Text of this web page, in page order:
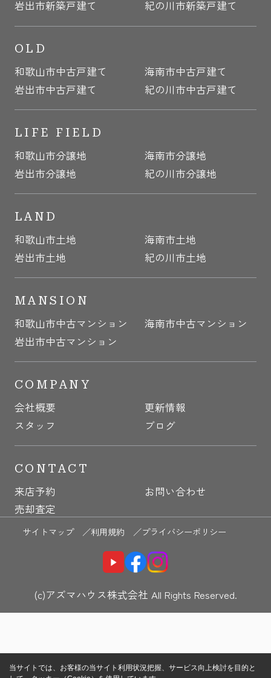
岩出市新築戸建て
紀の川市新築戸建て
OLD
和歌山市中古戸建て
海南市中古戸建て
岩出市中古戸建て
紀の川市中古戸建て
LIFE FIELD
和歌山市分譲地
海南市分譲地
岩出市分譲地
紀の川市分譲地
LAND
和歌山市土地
海南市土地
岩出市土地
紀の川市土地
MANSION
和歌山市中古マンション
海南市中古マンション
岩出市中古マンション
COMPANY
会社概要
更新情報
スタッフ
ブログ
CONTACT
来店予約
お問い合わせ
売却査定
サイトマップ ／利用規約 ／プライバシーポリシー
(c)アズマハウス株式会社 All Rights Reserved.
当サイトでは、お客様の当サイト利用状況把握、サービス向上検討を目的と